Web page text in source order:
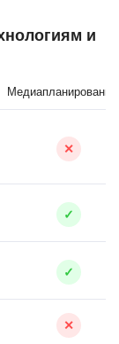
и
Медиапланирование
✕
✓
✓
✕